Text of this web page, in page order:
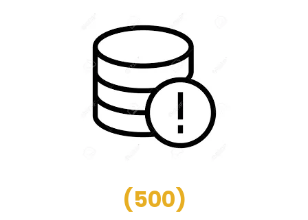
(500)